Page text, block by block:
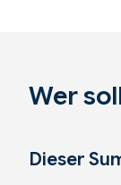
Wer
Dieser